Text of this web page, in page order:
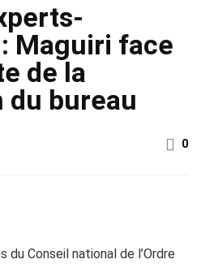
Maguiri face
de la
bureau
0
Conseil national de l’Ordre